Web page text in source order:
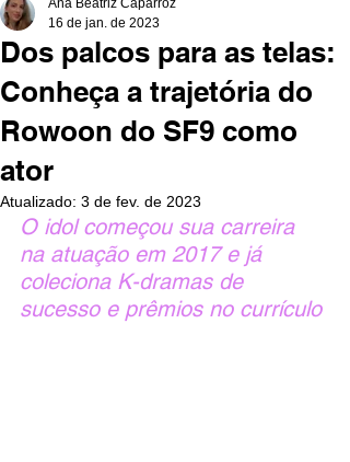
Dos palcos para as telas:
Conheça a trajetória do
Rowoon do SF9 como
ator
Ana Beatriz Caparroz
16 de jan. de 2023
Atualizado: 3 de fev. de 2023
O idol começou sua carreira
na atuação em 2017 e já
coleciona K-dramas de
sucesso e prêmios no currículo